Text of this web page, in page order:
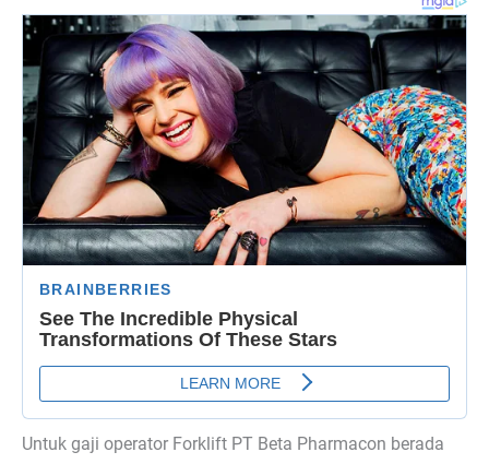
Untuk gaji operator Forklift PT Beta Pharmacon berada